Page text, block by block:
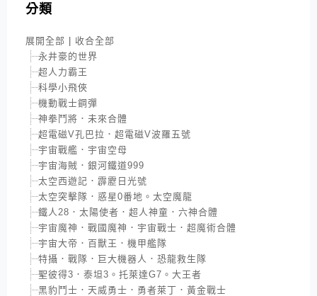
分類
展開全部
收合全部
永井豪的世界
超人力霸王
科學小飛俠
機動戰士鋼彈
神拳鬥將．未來合體
超電磁V孔巴拉．超電磁V波羅五號
宇宙戰艦．宇宙空母
宇宙海賊．銀河鐵道999
太空西遊記．霹靂日光號
太空突擊隊．惑星0番地。太空魔龍
鐵人28．太陽使者．超人神童．六神合體
宇宙魔神．戰國魔神．宇宙戰士．超魔術合體
宇宙大帝．百獸王．機甲艦隊
特攝．戰隊．巨大機器人．恐龍救生隊
聖彼得3．泰坦3。托萊達G7。大王者
黑豹鬥士．天威勇士．勇者萊丁．黃金戰士